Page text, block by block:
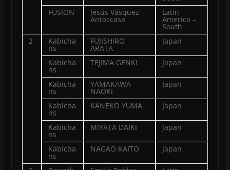
FUSION
Jesús Vásquez
Antaccasa
Latin
America –
South
2
Kabicha
ns
FUJISHIRO
ARATA
Japan
Kabicha
ns
TEJIMA GENKI Japan
Kabicha
ns
YAMAKAWA
NAOKI
Japan
Kabicha
ns
KANEKO YUMA Japan
Kabicha
ns
MIYATA DAIKI Japan
Kabicha
ns
NAGAO KAITO Japan